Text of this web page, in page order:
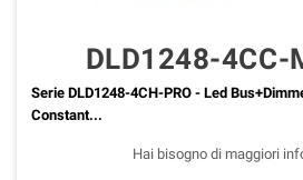
DLD1248-4CC-
Serie DLD1248-4CH-PRO - Led
Constant...
Hai bisogno di maggiori